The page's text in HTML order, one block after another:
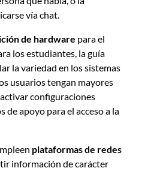
vía chat.
de hardware para el
los estudiantes, la guía
la variedad en los sistemas
usuarios tengan mayores
configuraciones
de apoyo para el acceso a la
plataformas de redes
información de carácter